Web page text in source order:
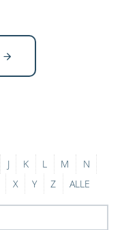
J K L M
N
X Y Z ALLE